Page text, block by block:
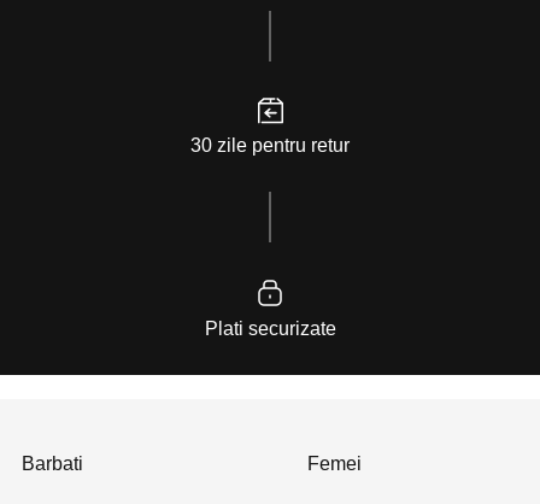
30 zile pentru retur
Plati securizate
Barbati Femei